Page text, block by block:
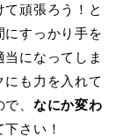
頑張ろう！と
にすっかり手を
になってしま
も力を入れて
、 なにか変わ
さい！